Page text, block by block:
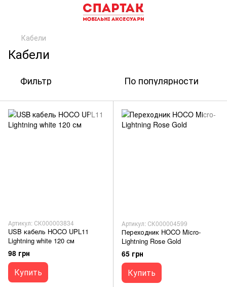
Кабели
Кабели
Фильтр По популярности
Артикул: СК000003834
USB кабель HOCO UPL11
Lightning white 120 см
98 грн
Купить
Артикул: СК000004599
Переходник HOCO Micro-
Lightning Rose Gold
65 грн
Купить